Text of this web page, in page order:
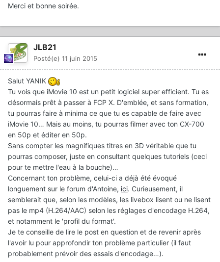
Merci et bonne soirée.
JLB21
Posté(e) 11 juin 2015
Salut YANIK
Tu vois que iMovie 10 est un petit logiciel super efficient. Tu es
désormais prêt à passer à FCP X. D'emblée, et sans formation,
tu pourras faire à minima ce que tu es capable de faire avec
iMovie 10… Mais au moins, tu pourras filmer avec ton CX-700
en 50p et éditer en 50p.
Sans compter les magnifiques titres en 3D véritable que tu
pourras composer, juste en consultant quelques tutoriels (ceci
pour te mettre l'eau à la bouche)…
Concernant ton problème, celui-ci a déjà été évoqué
longuement sur le forum d'Antoine, ici. Curieusement, il
semblerait que, selon les modèles, les livebox lisent ou ne lisent
pas le mp4 (H.264/AAC) selon les réglages d'encodage H.264,
et notamment le 'profil du format'.
Je te conseille de lire le post en question et de revenir après
l'avoir lu pour approfondir ton problème particulier (il faut
probablement prévoir des essais d'encodage…).